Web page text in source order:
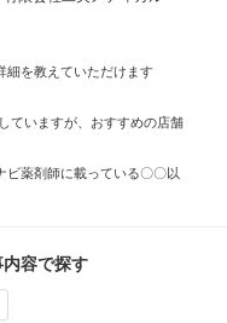
細を教えていただけます
ていますが、おすすめの店舗
ビ薬剤師に載っている〇〇以
容で探す